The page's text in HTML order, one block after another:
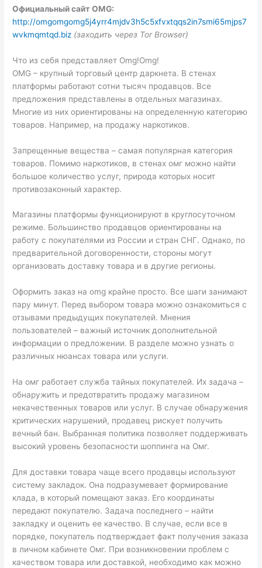
Официальный сайт OMG:
http://omgomgomg5j4yrr4mjdv3h5c5xfvxtqqs2in7smi65mjps7
wvkmqmtqd.biz (заходить через Tor Browser)
Что из себя представляет Omg!Omg!
OMG – крупный торговый центр даркнета. В стенах
платформы работают сотни тысяч продавцов. Все
предложения представлены в отдельных магазинах.
Многие из них ориентированы на определенную категорию
товаров. Например, на продажу наркотиков.
Запрещенные вещества – самая популярная категория
товаров. Помимо наркотиков, в стенах омг можно найти
большое количество услуг, природа которых носит
противозаконный характер.
Магазины платформы функционируют в круглосуточном
режиме. Большинство продавцов ориентированы на
работу с покупателями из России и стран СНГ. Однако, по
предварительной договоренности, стороны могут
организовать доставку товара и в другие регионы.
Оформить заказ на omg крайне просто. Все шаги занимают
пару минут. Перед выбором товара можно ознакомиться с
отзывами предыдущих покупателей. Мнения
пользователей – важный источник дополнительной
информации о предложении. В разделе можно узнать о
различных нюансах товара или услуги.
На омг работает служба тайных покупателей. Их задача –
обнаружить и предотвратить продажу магазином
некачественных товаров или услуг. В случае обнаружения
критических нарушений, продавец рискует получить
вечный бан. Выбранная политика позволяет поддерживать
высокий уровень безопасности шоппинга на Омг.
Для доставки товара чаще всего продавцы используют
систему закладок. Она подразумевает формирование
клада, в который помещают заказ. Его координаты
передают покупателю. Задача последнего – найти
закладку и оценить ее качество. В случае, если все в
порядке, покупатель подтверждает факт получения заказа
в личном кабинете Омг. При возникновении проблем с
качеством товара или доставкой, необходимо как можно